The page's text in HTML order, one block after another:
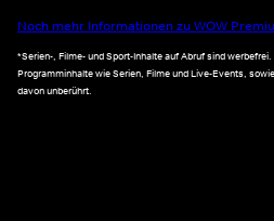
Noch mehr Informationen zu WOW
*Serien-, Filme- und Sport-Inhalte auf Abruf sind
Programminhalte wie Serien, Filme und Live-Events,
davon unberührt.